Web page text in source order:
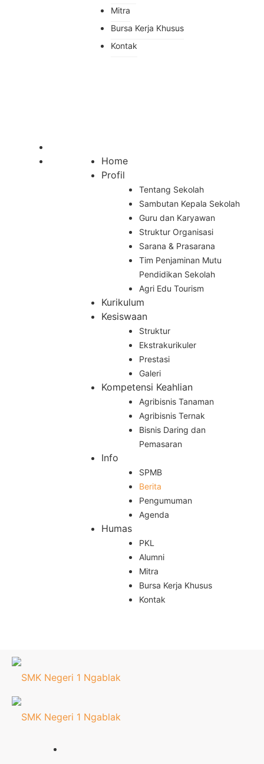
Mitra
Bursa Kerja Khusus
Kontak
Home
Profil
Tentang Sekolah
Sambutan Kepala Sekolah
Guru dan Karyawan
Struktur Organisasi
Sarana & Prasarana
Tim Penjaminan Mutu
Pendidikan Sekolah
Agri Edu Tourism
Kurikulum
Kesiswaan
Struktur
Ekstrakurikuler
Prestasi
Galeri
Kompetensi Keahlian
Agribisnis Tanaman
Agribisnis Ternak
Bisnis Daring dan
Pemasaran
Info
SPMB
Berita
Pengumuman
Agenda
Humas
PKL
Alumni
Mitra
Bursa Kerja Khusus
Kontak